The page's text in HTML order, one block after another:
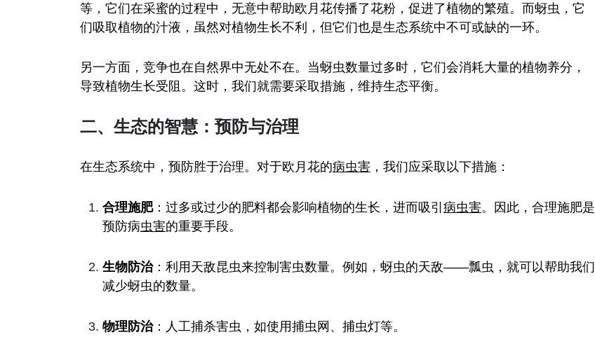
等，它们在采蜜的过程中，无意中帮助欧月花传播了花粉，促进了植物的繁殖。而蚜虫，它
们吸取植物的汁液，虽然对植物生长不利，但它们也是生态系统中不可或缺的一环。
另一方面，竞争也在自然界中无处不在。当蚜虫数量过多时，它们会消耗大量的植物养分，
导致植物生长受阻。这时，我们就需要采取措施，维持生态平衡。
二、生态的智慧：预防与治理
在生态系统中，预防胜于治理。对于欧月花的病虫害 ，我们应采取以下措施：
合理施肥：过多或过少的肥料都会影响植物的生长，进而吸引 病虫害。因此，合理施肥是
预防病虫害的重要手段。
生物防治：利用天敌昆虫来控制害虫数量。例如，蚜虫的天敌——瓢虫，就可以帮助我们
减少蚜虫的数量。
物理防治：人工捕杀害虫，如使用捕虫网、捕虫灯等。